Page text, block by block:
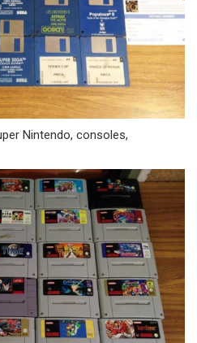
Nintendo, consoles,